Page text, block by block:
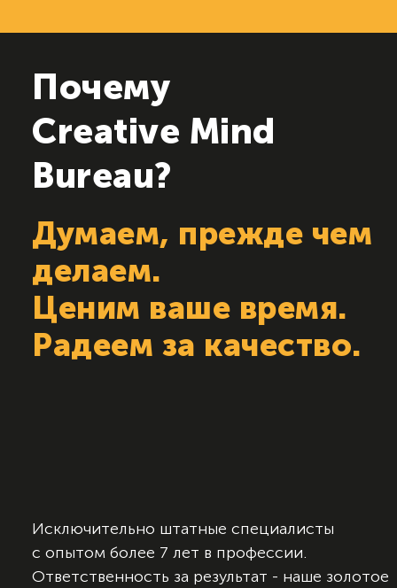
Почему
Creative Mind
Bureau?
Думаем, прежде чем
делаем.
Ценим ваше время.
Радеем за качество.
Исключительно штатные специалисты
с опытом более 7 лет в профессии.
Ответственность за результат - наше золотое